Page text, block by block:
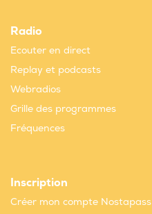
Radio
Ecouter en direct
Replay et podcasts
Webradios
Grille des programmes
Fréquences
Inscription
Créer mon compte Nostapass